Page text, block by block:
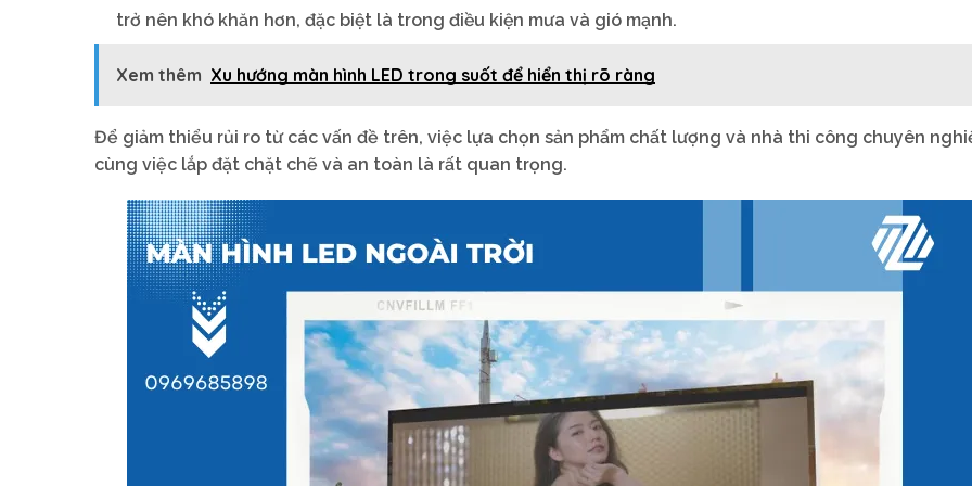
trở nên khó khăn hơn, đặc biệt là trong điều kiện mưa và gió mạnh.
Xem thêm Xu hướng màn hình LED trong suốt để hiển thị rõ ràng
Để giảm thiểu rủi ro từ các vấn đề trên, việc lựa chọn sản phẩm chất lượng và nhà thi công chuyên
cùng việc lắp đặt chặt chẽ và an toàn là rất quan trọng.